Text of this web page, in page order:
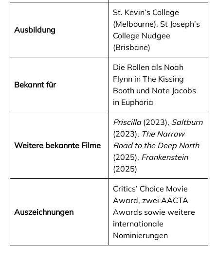
Ausbildung
St. Kevin’s College
(Melbourne), St Joseph’s
College Nudgee
(Brisbane)
Bekannt für
Die Rollen als Noah
Flynn in The Kissing
Booth und Nate Jacobs
in Euphoria
Weitere bekannte Filme
Priscilla(2023), Saltburn
(2023), The Narrow
Road to the Deep North
(2025), Frankenstein
(2025)
Auszeichnungen
Critics’ Choice Movie
Award, zwei AACTA
Awards sowie weitere
internationale
Nominierungen